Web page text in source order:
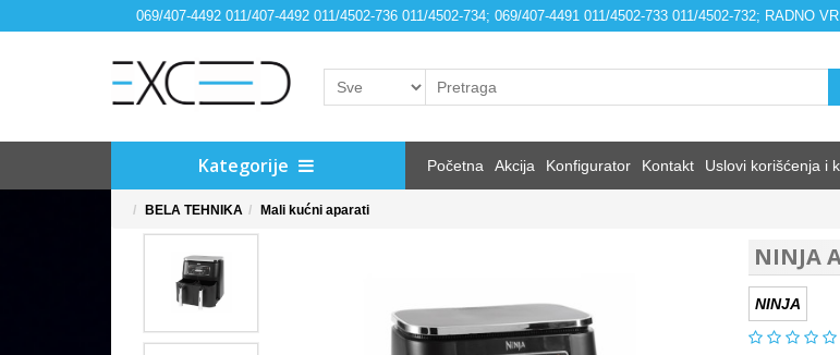
069/407-4492 011/407-4492 011/4502-736 011/4502-734; 069/407-4491 011/4502-733 011/4502-732; RADNO
Kategorije Početna Akcija Konfigurator Kontakt Uslovi korišćenja i
BELA TEHNIKA Mali kućni aparati
NINJA
NINJA